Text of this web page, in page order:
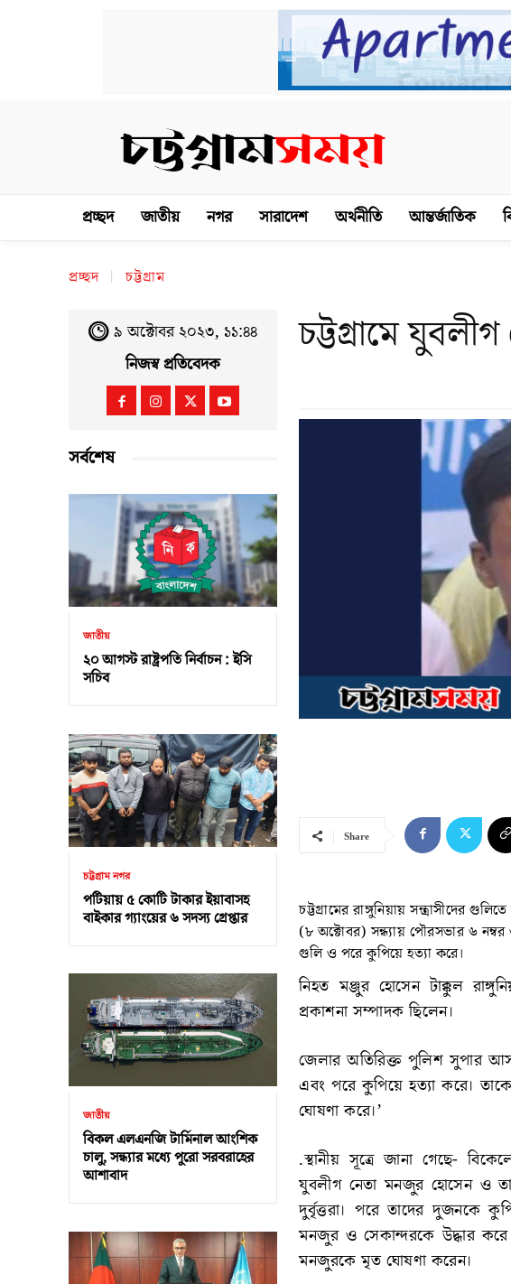
প্রচ্ছদ জাতীয় নগর সারাদেশ অর্থনীতি আন্তর্জাতিক
প্রচ্ছদ চট্টগ্রাম
৯ অক্টোবর ২০২৩, ১১:৪৪
নিজস্ব প্রতিবেদক
সর্বশেষ
জাতীয়
২০ আগস্ট রাষ্ট্রপতি নির্বাচন : ইসি
সচিব
চট্টগ্রাম নগর
পটিয়ায় ৫ কোটি টাকার ইয়াবাসহ
বাইকার গ্যাংয়ের ৬ সদস্য গ্রেপ্তার
জাতীয়
বিকল এলএনজি টার্মিনাল আংশিক
চালু, সন্ধ্যার মধ্যে পুরো সরবরাহের
আশাবাদ
চট্টগ্রামে
Share
চট্টগ্রামের রাঙ্গুনিয়ায় সন্ত্রাসীদের
(৮ অক্টোবর) সন্ধ্যায় পৌরসভার ৬ নম্বর
গুলি ও পরে কুপিয়ে হত্যা করে।
নিহত মঞ্জুর হোসেন টাক্কুল
প্রকাশনা সম্পাদক ছিলেন।
জেলার অতিরিক্ত পুলিশ সুপার
এবং পরে কুপিয়ে হত্যা করে।
ঘোষণা করে।’
.স্থানীয় সূত্রে জানা গেছে-
যুবলীগ নেতা মনজুর হোসেন ও
দুর্বৃত্তরা। পরে তাদের দুজনকে
মনজুর ও সেকান্দরকে উদ্ধার করে
মনজুরকে মৃত ঘোষণা করেন।